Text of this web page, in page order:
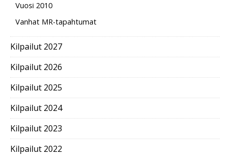
Vuosi 2010
Vanhat MR-tapahtumat
Kilpailut 2027
Kilpailut 2026
Kilpailut 2025
Kilpailut 2024
Kilpailut 2023
Kilpailut 2022